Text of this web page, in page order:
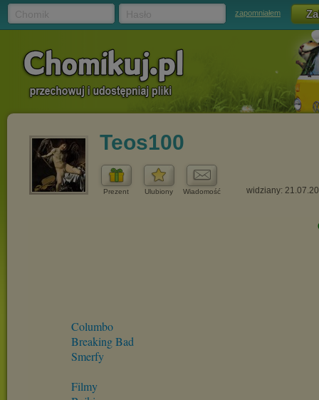
zapomniałem
Teos100
Prezent Ulubiony Wiadomość widziany: